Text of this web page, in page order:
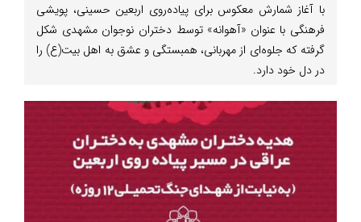
با آغاز شمارش معکوس برای پیاده‌روی اربعین حسینی، پویشی
فرهنگی با عنوان «آهوانه» توسط دختران نوجوان مشهدی شکل
گرفته که جلوه‌ای از مهربانی، همبستگی و عشق به اهل بیت(ع) را
در دل خود دارد.